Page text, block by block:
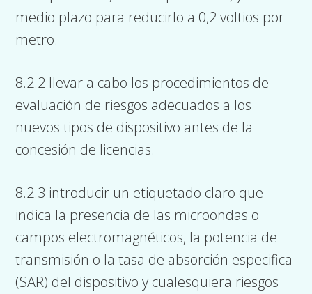
medio plazo para reducirlo a 0,2 voltios por
metro.
8.2.2 llevar a cabo los procedimientos de
evaluación de riesgos adecuados a los
nuevos tipos de dispositivo antes de la
concesión de licencias.
8.2.3 introducir un etiquetado claro que
indica la presencia de las microondas o
campos electromagnéticos, la potencia de
transmisión o la tasa de absorción especifica
(SAR) del dispositivo y cualesquiera riesgos